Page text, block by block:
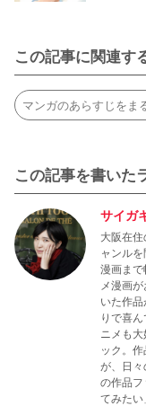
この記事に関連す
マンガのあらすじをま
この記事を書いた
サイガ
大阪在
ャンル
漫画ま
メ漫画
いた作
りで喜
ニメも
ック。
が、日
の作品
てみたい